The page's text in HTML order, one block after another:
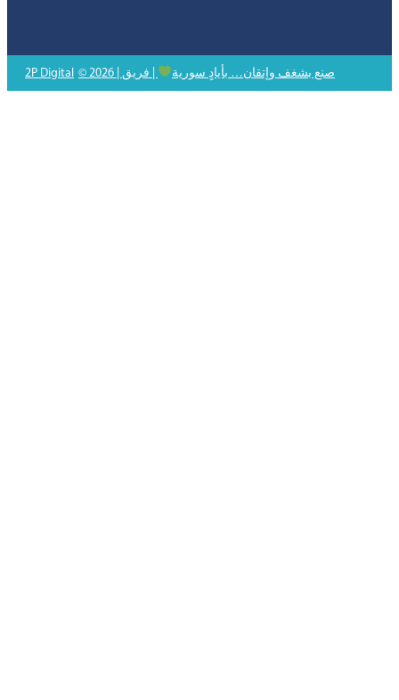
2P Digital © 2026 | صنع بشغف وإتقان… بأيادٍ سورية | فريق